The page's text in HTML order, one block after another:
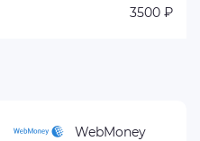
3500 ₽
WebMoney